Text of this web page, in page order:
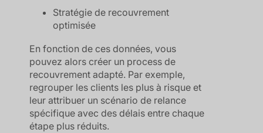
Stratégie de recouvrement
optimisée
En fonction de ces données, vous
pouvez alors créer un process de
recouvrement adapté. Par exemple,
regrouper les clients les plus à risque et
leur attribuer un scénario de relance
spécifique avec des délais entre chaque
étape plus réduits.